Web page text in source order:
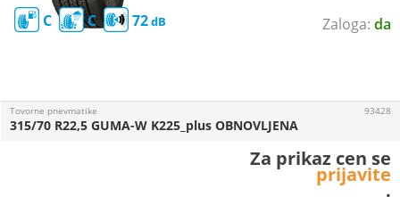
da
C C 72
Tovorne pnevmatike
315/70 R22,5 GUMA-W K225_plus OBNOVLJENA
93428
Za prikaz cen se
prijavite
.